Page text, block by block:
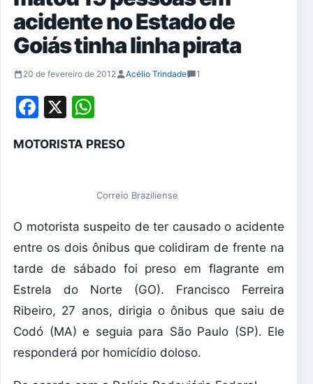
acidente no Estado de
Goiás tinha linha pirata
20 de fevereiro de 2012 Acélio Trindade 1
Facebook
X
MOTORISTA PRESO
Correio Braziliense
O motorista suspeito de ter causado o acidente
entre os dois ônibus que colidiram de frente na
tarde de sábado foi preso em flagrante em
Estrela do Norte (GO). Francisco Ferreira
Ribeiro, 27 anos, dirigia o ônibus que saiu de
Codó (MA) e seguia para São Paulo (SP). Ele
responderá por homicídio doloso.